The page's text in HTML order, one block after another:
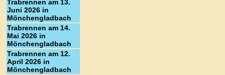
Trabrennen am 13.
Juni 2026 in
Mönchengladbach
Trabrennen am 14.
Mai 2026 in
Mönchengladbach
Trabrennen am 12.
April 2026 in
Mönchengladbach